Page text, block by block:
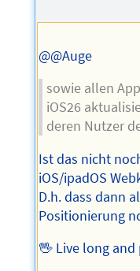
@@Auge
sowie allen
iOS26
deren Nutzer
Ist das nicht
iOS/ipadOS
D.h. dass dann
Positionierung
🖖 Live long and